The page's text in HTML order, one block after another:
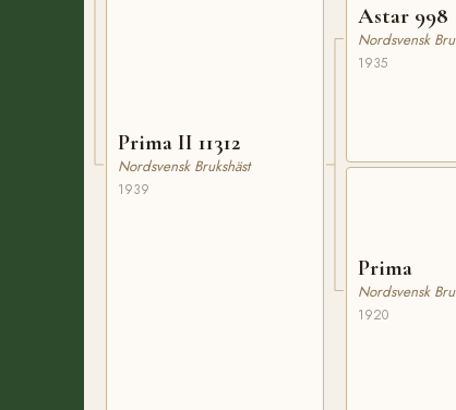
Prima II 11312
Nordsvensk Brukshäst
1939
Astar 998
Nordsvensk
1935
Prima
Nordsvensk
1920